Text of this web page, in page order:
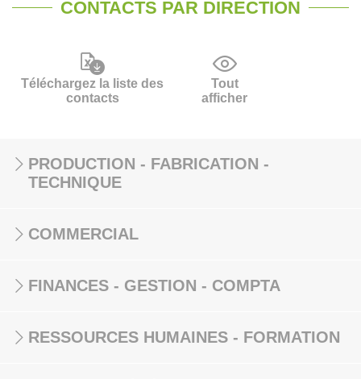
CONTACTS PAR DIRECTION
Téléchargez la liste des
contacts
Tout
afficher
PRODUCTION - FABRICATION -
TECHNIQUE
COMMERCIAL
FINANCES - GESTION - COMPTA
RESSOURCES HUMAINES - FORMATION